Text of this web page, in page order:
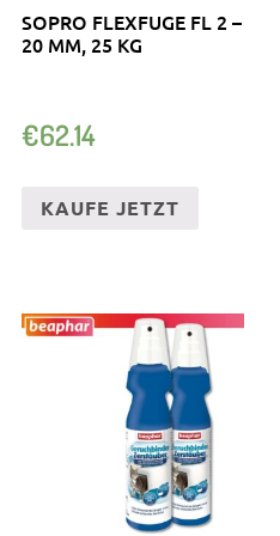
SOPRO FLEXFUGE FL 2 –
20 MM, 25 KG
€62.14
KAUFE JETZT